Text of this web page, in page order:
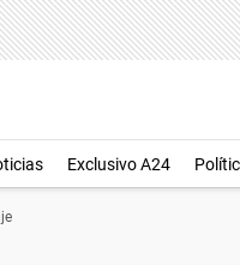
Exclusivo A24